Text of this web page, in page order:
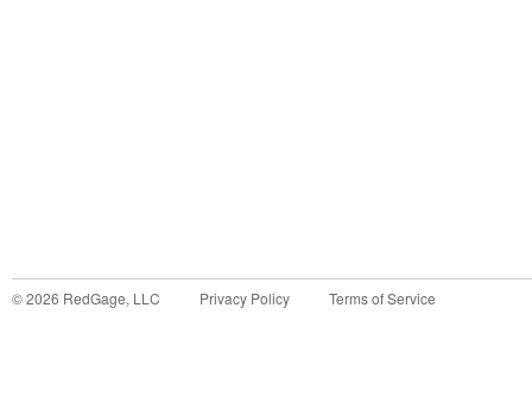
©2026 RedGage, LLC Privacy Policy Terms of Service